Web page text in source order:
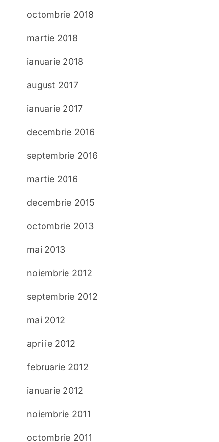
octombrie 2018
martie 2018
ianuarie 2018
august 2017
ianuarie 2017
decembrie 2016
septembrie 2016
martie 2016
decembrie 2015
octombrie 2013
mai 2013
noiembrie 2012
septembrie 2012
mai 2012
aprilie 2012
februarie 2012
ianuarie 2012
noiembrie 2011
octombrie 2011